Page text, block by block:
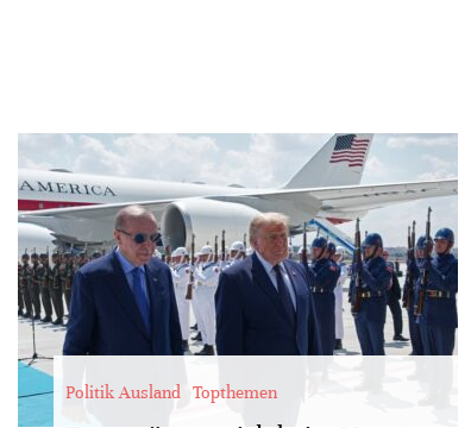
Politik Ausland Topthemen